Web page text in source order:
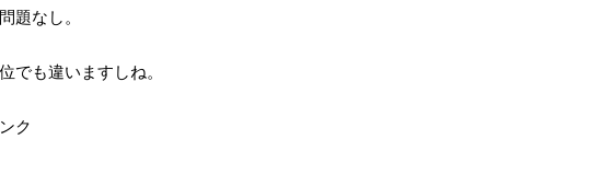
題なし。
でも違いますしね。
ク